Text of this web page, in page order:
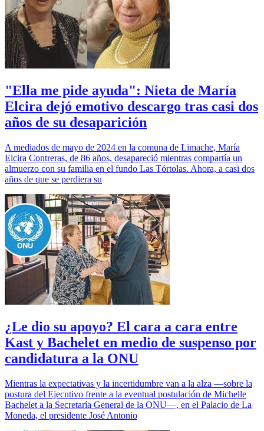
"Ella me pide ayuda": Nieta de María
Elcira dejó emotivo descargo tras casi dos
años de su desaparición
A mediados de mayo de 2024 en la comuna de Limache, María
Elcira Contreras, de 86 años, desapareció mientras compartía un
almuerzo con su familia en el fundo Las Tórtolas. Ahora, a casi dos
años de que se perdiera su
¿Le dio su apoyo? El cara a cara entre
Kast y Bachelet en medio de suspenso por
candidatura a la ONU
Mientras la expectativas y la incertidumbre van a la alza —sobre la
postura del Ejecutivo frente a la eventual postulación de Michelle
Bachelet a la Secretaría General de la ONU—, en el Palacio de La
Moneda, el presidente José Antonio